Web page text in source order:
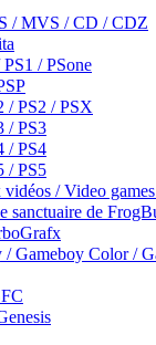
/ MVS / CD / CDZ
/ PSone
PS2 / PSX
/ PS3
/ PS4
/ PS5
/ Video
de
Gameboy Color /